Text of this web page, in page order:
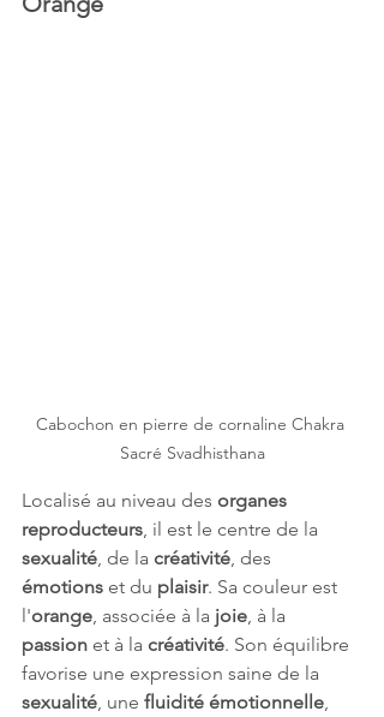
Cabochon en pierre de cornaline Chakra
Sacré Svadhisthana
Localisé au niveau des organes
reproducteurs , il est le centre de la
sexualité , de la créativité , des
émotions et du plaisir. Sa couleur est
l'orange , associée à la joie , à la
passion et à la créativité. Son équilibre
favorise une expression saine de la
sexualité , une fluidité émotionnelle